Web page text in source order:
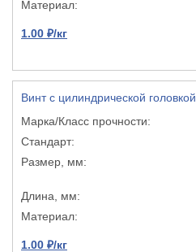
1.00 ₽/кг
Винт с цилиндрической головкой
1.00 ₽/кг